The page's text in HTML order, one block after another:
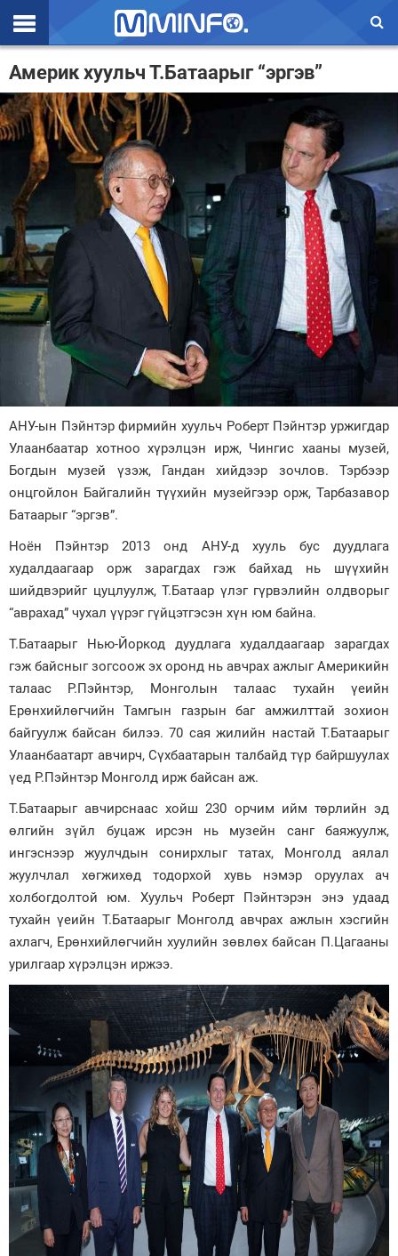
Эхлэл
Цаг агаар
Валют ханш
Улс төр
Эдийн засаг
Үзэл бодол
Спорт
Нийгэм
Дэлхий
Энтертайнмэнт
Зурхай
Америк хуульч Т.Батаарыг “эргэв”
АНУ-ын Пэйнтэр фирмийн хуульч Роберт Пэйнтэр уржигдар
Улаанбаатар хотноо хүрэлцэн ирж, Чингис хааны музей,
Богдын музей үзэж, Гандан хийдээр зочлов. Тэрбээр
онцгойлон Байгалийн түүхийн музейгээр орж, Тарбазавор
Батаарыг “эргэв”.
Ноён Пэйнтэр 2013 онд АНУ-д хууль бус дуудлага
худалдаагаар орж зарагдах гэж байхад нь шүүхийн
шийдвэрийг цуцлуулж, Т.Батаар үлэг гүрвэлийн олдворыг
“аврахад” чухал үүрэг гүйцэтгэсэн хүн юм байна.
Т.Батаарыг Нью-Йоркод дуудлага худалдаагаар зарагдах
гэж байсныг зогсоож эх оронд нь авчрах ажлыг Америкийн
талаас Р.Пэйнтэр, Монголын талаас тухайн үеийн
Ерөнхийлөгчийн Тамгын газрын баг амжилттай зохион
байгуулж байсан билээ. 70 сая жилийн настай Т.Батаарыг
Улаанбаатарт авчирч, Сүхбаатарын талбайд түр байршуулах
үед Р.Пэйнтэр Монголд ирж байсан аж.
Т.Батаарыг авчирснаас хойш 230 орчим ийм төрлийн эд
өлгийн зүйл буцаж ирсэн нь музейн санг баяжуулж,
ингэснээр жуулчдын сонирхлыг татах, Монголд аялал
жуулчлал хөгжихөд тодорхой хувь нэмэр оруулах ач
холбогдолтой юм. Хуульч Роберт Пэйнтэрэн энэ удаад
тухайн үеийн Т.Батаарыг Монголд авчрах ажлын хэсгийн
ахлагч, Ерөнхийлөгчийн хуулийн зөвлөх байсан П.Цагааны
урилгаар хүрэлцэн иржээ.